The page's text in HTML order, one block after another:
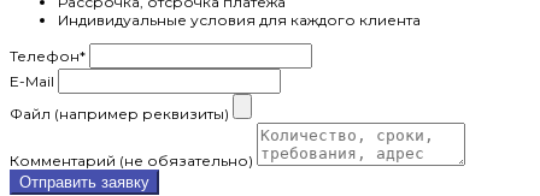
Индивидуальные условия для каждого клиента
Телефон*
E-Mail
Файл (например реквизиты)
Комментарий (не обязательно)
Отправить заявку